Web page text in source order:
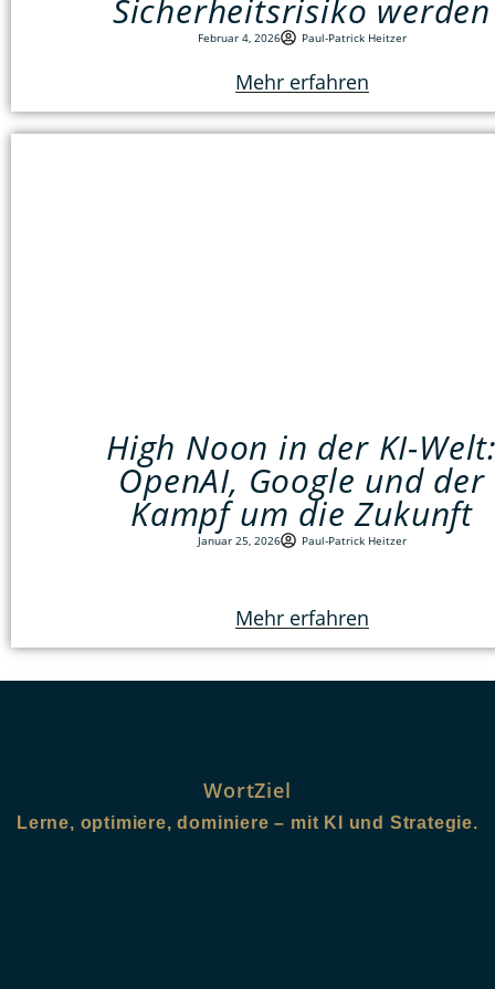
Sicherheitsrisiko werden
Februar 4, 2026 Paul-Patrick Heitzer
Mehr erfahren
High Noon in der KI-
OpenAI, Google und der
Kampf um die Zukunft
Januar 25, 2026 Paul-Patrick Heitzer
Mehr erfahren
WortZiel
Lerne, optimiere, dominiere – mit KI und Strategie.